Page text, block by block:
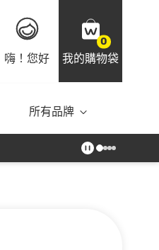
嗨！您好
0
我的購物袋
所有品牌